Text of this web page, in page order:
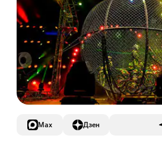
Max Дзен